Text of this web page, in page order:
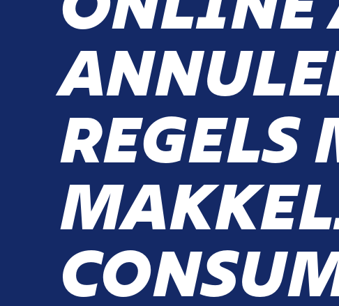
REGELS